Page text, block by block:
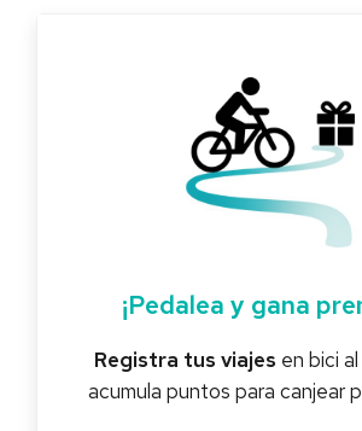
¡Pedalea y gana
Registra tus viajes en bici
acumula puntos para canjear